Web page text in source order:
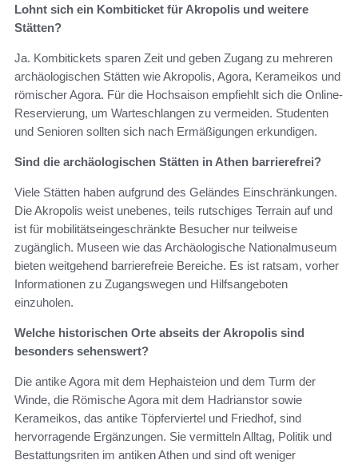
Lohnt sich ein Kombiticket für Akropolis und weitere
Stätten?
Ja. Kombitickets sparen Zeit und geben Zugang zu mehreren
archäologischen Stätten wie Akropolis, Agora, Kerameikos und
römischer Agora. Für die Hochsaison empfiehlt sich die Online-
Reservierung, um Warteschlangen zu vermeiden. Studenten
und Senioren sollten sich nach Ermäßigungen erkundigen.
Sind die archäologischen Stätten in Athen barrierefrei?
Viele Stätten haben aufgrund des Geländes Einschränkungen.
Die Akropolis weist unebenes, teils rutschiges Terrain auf und
ist für mobilitätseingeschränkte Besucher nur teilweise
zugänglich. Museen wie das Archäologische Nationalmuseum
bieten weitgehend barrierefreie Bereiche. Es ist ratsam, vorher
Informationen zu Zugangswegen und Hilfsangeboten
einzuholen.
Welche historischen Orte abseits der Akropolis sind
besonders sehenswert?
Die antike Agora mit dem Hephaisteion und dem Turm der
Winde, die Römische Agora mit dem Hadrianstor sowie
Kerameikos, das antike Töpferviertel und Friedhof, sind
hervorragende Ergänzungen. Sie vermitteln Alltag, Politik und
Bestattungsriten im antiken Athen und sind oft weniger